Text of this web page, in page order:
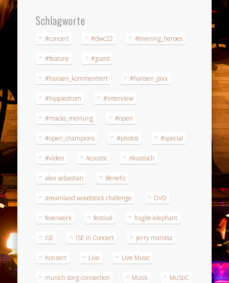
Schlagworte
#concert #dwc22 #evening_heroes
#feature #guest
#hansen_kommentiert #hansen_pixx
#hippiedrom #interview
#macks_meinung #open
#open_champions #photos #special
#video Acoustic Akustisch
alex sebastian Benefiz
dreamland woodstock challenge DVD
feierwerk festival fragile elephant
ISE ISE in Concert jerry marotta
Konzert Live Live Music
munich song connection Musik MuSoC